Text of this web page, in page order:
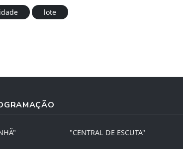
lote
"CENTRAL DE ESCUTA"